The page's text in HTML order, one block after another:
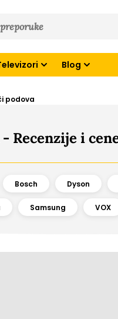
Blog
podova
Recenzije i
Bosch Dyson
Samsung VOX